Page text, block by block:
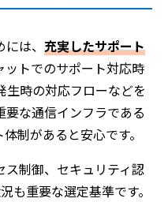
は、 充実したサポート
トでのサポート対応時
生時の対応フローなどを
な通信インフラである
制があると安心です。
ス制御、セキュリティ認
も重要な選定基準です。